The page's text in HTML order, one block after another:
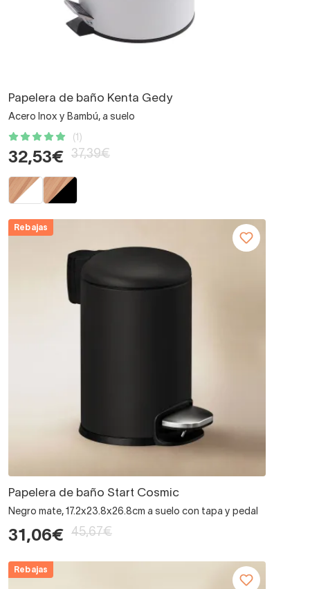
Papelera de baño Kenta Gedy
Acero Inox y Bambú, a suelo
(1)
32,53€ 37,39€
Rebajas
Papelera de baño Start Cosmic
Negro mate, 17.2x23.8x26.8cm a suelo con tapa y pedal
31,06€ 45,67€
Rebajas